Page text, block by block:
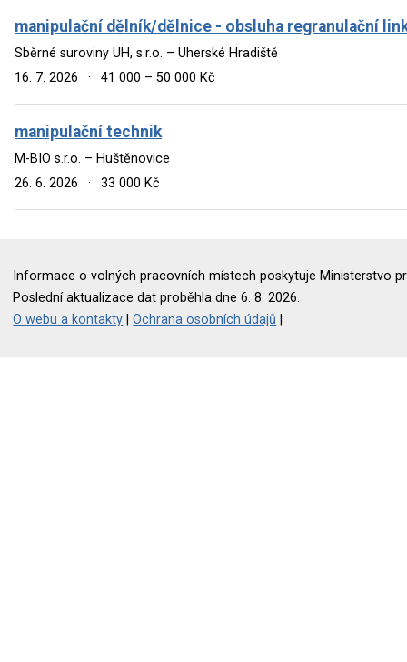
manipulační dělník/dělnice - obsluha regranulační
Sběrné suroviny UH, s.r.o. – Uherské Hradiště
16. 7. 2026
· 41 000 – 50 000 Kč
manipulační technik
M-BIO s.r.o. – Huštěnovice
26. 6. 2026
· 33 000 Kč
Informace o volných pracovních místech poskytuje Ministerstvo
Poslední aktualizace dat proběhla dne 6. 8. 2026.
O webu a kontakty |Ochrana osobních údajů